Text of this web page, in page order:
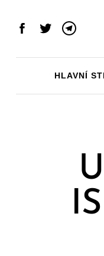
Facebook
Twitter
HLAVNÍ